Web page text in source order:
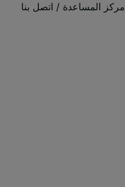
مركز المساعدة / اتصل بنا